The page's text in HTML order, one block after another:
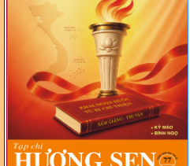
LUẬT VIỆT NAM
- LỚP TẬP HUẤN LỊCH SỬ,
PHÁP LUẬT VIỆT NAM VÀ
HIẾN CHƯƠNG GIÁO HỘI
PGHH NHIỆM KỲ VI (2024-
2029) CHO TRỊ SỰ VIÊN
TRUNG ƯƠNG, BAN ĐẠI
DIỆN TỈNH VÀ GIÁO LÝ
VIÊN - CHUYÊN ĐỀ: SỰ RA
ĐỜI, BẢN CHẤT, CHỨC
NĂNG VÀ HÌNH THỨC CỦA
NƯỚC CHXHCN VIỆT NAM